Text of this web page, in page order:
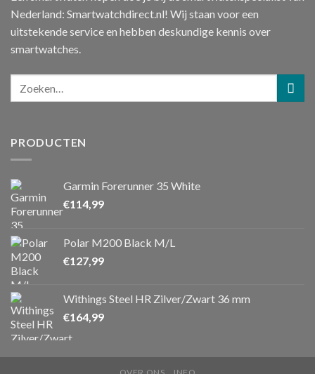
Nederland: Smartwatchdirect.nl! Wij staan voor een
uitstekende service en hebben deskundige kennis over
smartwatches.
PRODUCTEN
Garmin Forerunner 35 White
€114,99
Polar M200 Black M/L
€127,99
Withings Steel HR Zilver/Zwart 36 mm
€164,99